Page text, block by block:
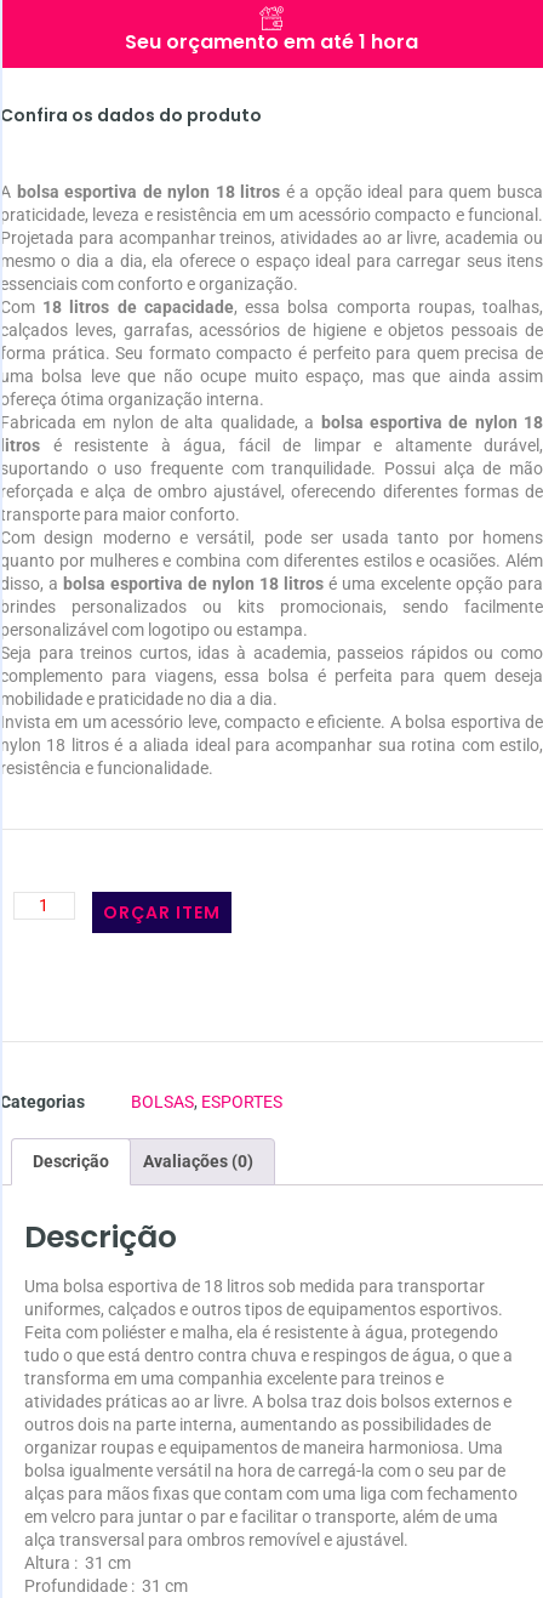
Seu orçamento em até 1 hora
Confira os dados do produto
A bolsa esportiva de nylon 18 litros é a opção ideal para quem busca
praticidade, leveza e resistência em um acessório compacto e funcional.
Projetada para acompanhar treinos, atividades ao ar livre, academia ou
mesmo o dia a dia, ela oferece o espaço ideal para carregar seus itens
essenciais com conforto e organização.
Com 18 litros de capacidade, essa bolsa comporta roupas, toalhas,
calçados leves, garrafas, acessórios de higiene e objetos pessoais de
forma prática. Seu formato compacto é perfeito para quem precisa de
uma bolsa leve que não ocupe muito espaço, mas que ainda assim
ofereça ótima organização interna.
Fabricada em nylon de alta qualidade, a bolsa esportiva de nylon 18
litros é resistente à água, fácil de limpar e altamente durável,
suportando o uso frequente com tranquilidade. Possui alça de mão
reforçada e alça de ombro ajustável, oferecendo diferentes formas de
transporte para maior conforto.
Com design moderno e versátil, pode ser usada tanto por homens
quanto por mulheres e combina com diferentes estilos e ocasiões. Além
disso, a bolsa esportiva de nylon 18 litros é uma excelente opção para
brindes personalizados ou kits promocionais, sendo facilmente
personalizável com logotipo ou estampa.
Seja para treinos curtos, idas à academia, passeios rápidos ou como
complemento para viagens, essa bolsa é perfeita para quem deseja
mobilidade e praticidade no dia a dia.
Invista em um acessório leve, compacto e eficiente. A bolsa esportiva de
nylon 18 litros é a aliada ideal para acompanhar sua rotina com estilo,
resistência e funcionalidade.
ORÇAR ITEM
Categorias BOLSAS, ESPORTES
Descrição Avaliações (0)
Descrição
Uma bolsa esportiva de 18 litros sob medida para transportar
uniformes, calçados e outros tipos de equipamentos esportivos.
Feita com poliéster e malha, ela é resistente à água, protegendo
tudo o que está dentro contra chuva e respingos de água, o que a
transforma em uma companhia excelente para treinos e
atividades práticas ao ar livre. A bolsa traz dois bolsos externos e
outros dois na parte interna, aumentando as possibilidades de
organizar roupas e equipamentos de maneira harmoniosa. Uma
bolsa igualmente versátil na hora de carregá-la com o seu par de
alças para mãos fixas que contam com uma liga com fechamento
em velcro para juntar o par e facilitar o transporte, além de uma
alça transversal para ombros removível e ajustável.
Altura : 31 cm
Profundidade : 31 cm